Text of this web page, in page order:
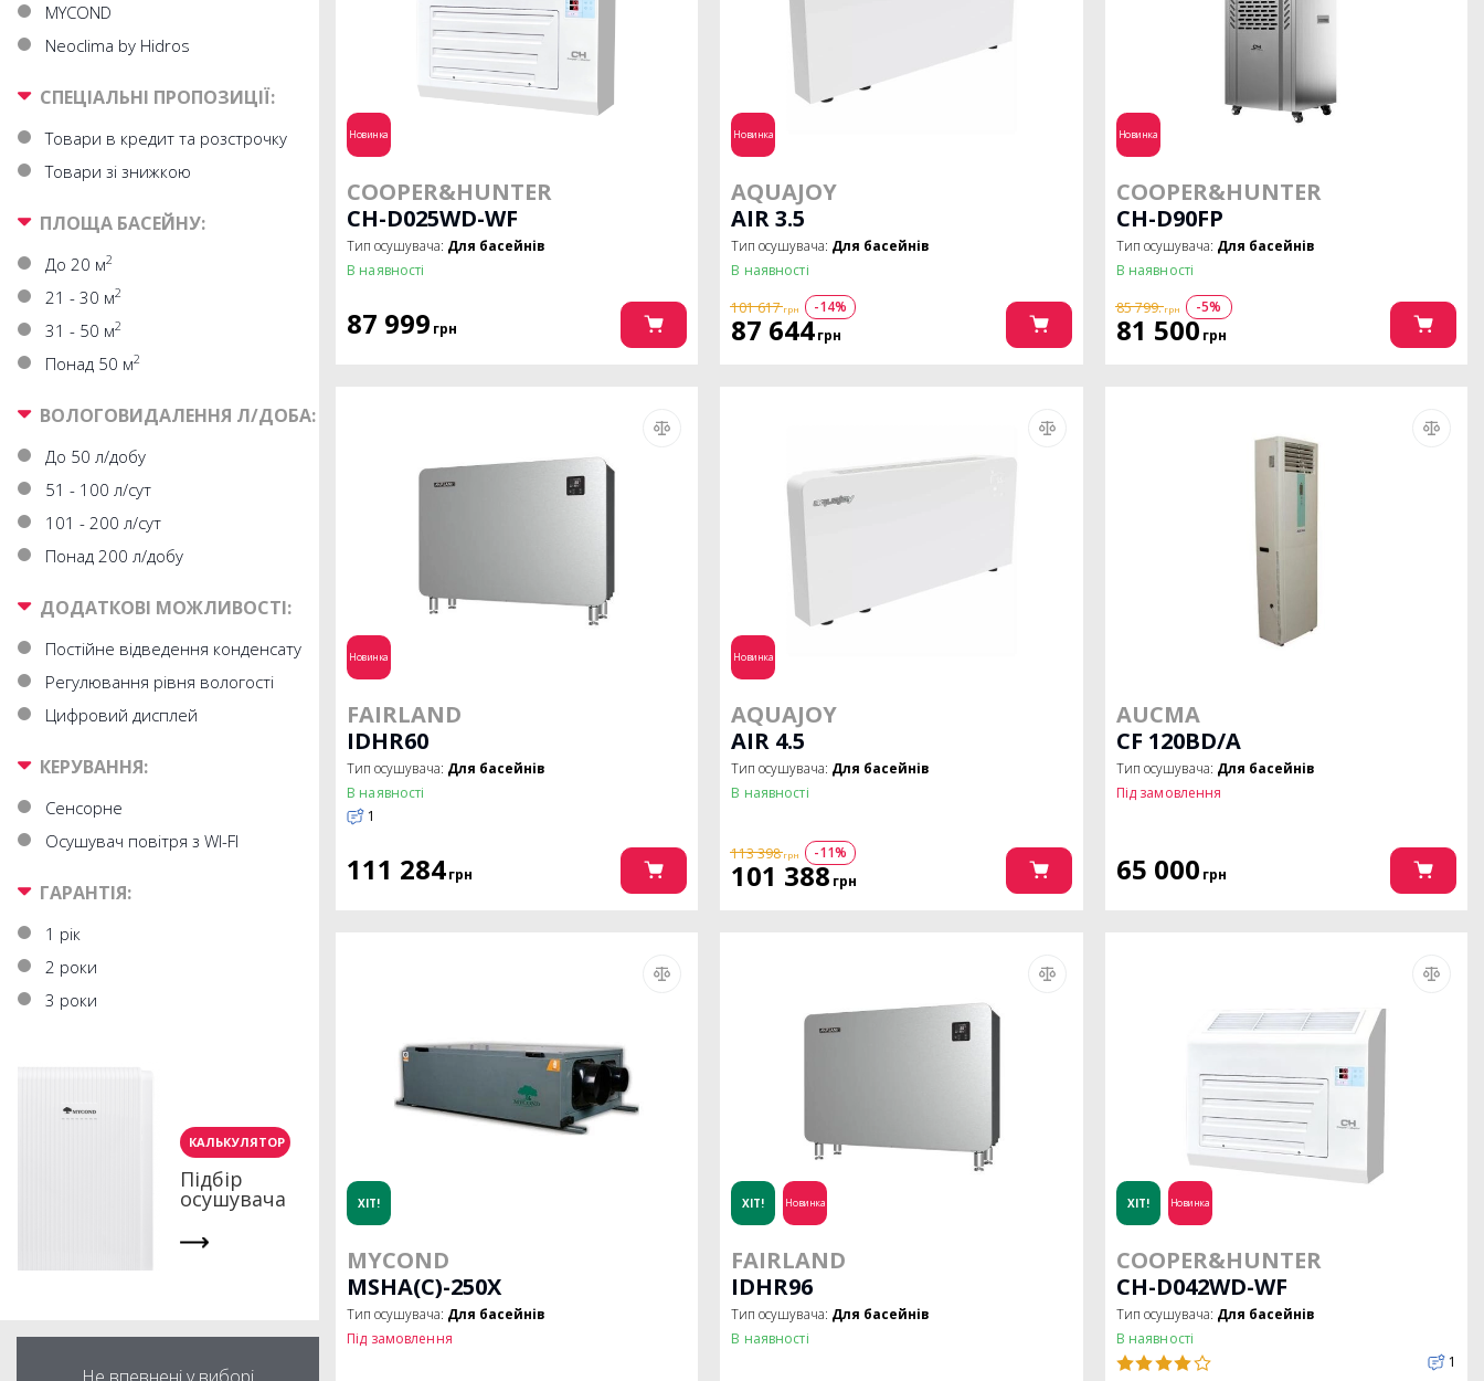
MYCOND
Neoclima by Hidros
СПЕЦІАЛЬНІ ПРОПОЗИЦІЇ:
Товари в кредит та розстрочку
Товари зі знижкою
ПЛОЩА БАСЕЙНУ:
До 20 м2
21 - 30 м2
31 - 50 м2
Понад 50 м2
ВОЛОГОВИДАЛЕННЯ Л/ДОБА:
До 50 л/добу
51 - 100 л/сут
101 - 200 л/сут
Понад 200 л/добу
ДОДАТКОВІ МОЖЛИВОСТІ:
Постійне відведення конденсату
Регулювання рівня вологості
Цифровий дисплей
КЕРУВАННЯ:
Сенсорне
Осушувач повітря з WI-FI
ГАРАНТІЯ:
1 рік
2 роки
3 роки
КАЛЬКУЛЯТОР
Підбір
осушувача
Новинка
COOPER&HUNTER
CH-D025WD-WF
Тип осушувача: Для басейнів
В наявності
87 999 грн
Новинка
AQUAJOY
AIR 3.5
Тип осушувача: Для басейнів
В наявності
101 617 грн -14%
87 644грн
Новинка
COOPER&HUNTER
CH-D90FP
Тип осушувача: Для басейнів
В наявності
85 799.грн -5%
81 500грн
Новинка
FAIRLAND
IDHR60
Тип осушувача: Для басейнів
В наявності
1
111 284грн
Новинка
AQUAJOY
AIR 4.5
Тип осушувача: Для басейнів
В наявності
113 398 грн -11%
101 388грн
AUCMA
CF 120BD/A
Тип осушувача: Для басейнів
Під замовлення
65 000 грн
ХІТ!
MYCOND
MSHA(C)-250X
Тип осушувача: Для басейнів
Під замовлення
ХІТ! Новинка
FAIRLAND
IDHR96
Тип осушувача: Для басейнів
В наявності
ХІТ! Новинка
COOPER&HUNTER
CH-D042WD-WF
Тип осушувача: Для басейнів
В наявності
1